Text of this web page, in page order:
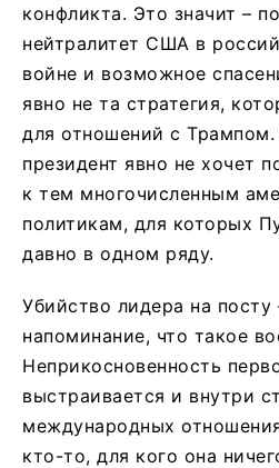
конфликта. Это значит –
нейтралитет США в
войне и возможное
явно не та стратегия,
для отношений с Трампом.
президент явно не хочет
к тем многочисленным
политикам, для которых
давно в одном ряду.
Убийство лидера на посту
напоминание, что такое
Неприкосновенность
выстраивается и внутри
международных
кто-то, для кого она